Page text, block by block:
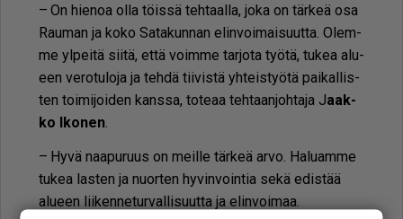
– On hie­noa ol­la töis­sä teh­taal­la, joka on tär­keä osa
Rau­man ja koko Sa­ta­kun­nan elin­voi­mai­suut­ta. Olem­
me yl­pei­tä sii­tä, et­tä voim­me tar­jo­ta työ­tä, tu­kea alu­
een ve­ro­tu­lo­ja ja teh­dä tii­vis­tä yh­teis­työ­tä pai­kal­lis­
ten toi­mi­joi­den kans­sa, to­te­aa teh­taan­joh­ta­ja Jaak­
ko Iko­nen.
– Hyvä naa­pu­ruus on meil­le tär­keä ar­vo. Ha­lu­am­me
tu­kea las­ten ja nuor­ten hy­vin­voin­tia sekä edis­tää
alu­een lii­ken­ne­tur­val­li­suut­ta ja elin­voi­maa.